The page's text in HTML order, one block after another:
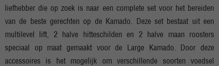
liefhebber die op zoek is naar een complete set voor het bereiden
van de beste gerechten op de Kamado. Deze set bestaat uit een
multilevel lift, 2 halve hitteschilden en 2 halve maan roosters
speciaal op maat gemaakt voor de Large Kamado. Door deze
accessoires is het mogelijk om verschillende soorten voedsel